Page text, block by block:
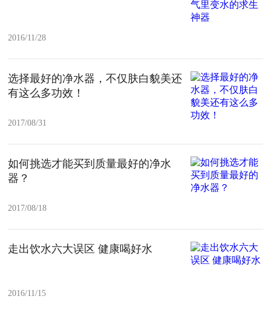
2016/11/28
选择最好的净水器，不仅肤白貌美还
有这么多功效！
2017/08/31
如何挑选才能买到质量最好的净水
器？
2017/08/18
走出饮水六大误区 健康喝好水
2016/11/15